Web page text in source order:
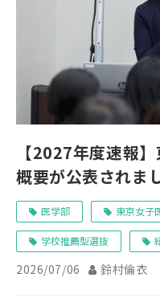
【2027年度速報
概要が公表されま
医学部 東京女子
学校推薦型選抜
2026/07/06 鈴村倫衣